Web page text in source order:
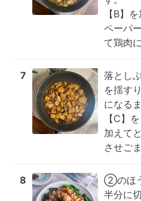
【B】
ペーパ
て鶏肉
7
落とし
を揺す
になる
【C】
加えて
させご
8
②のほ
半分に